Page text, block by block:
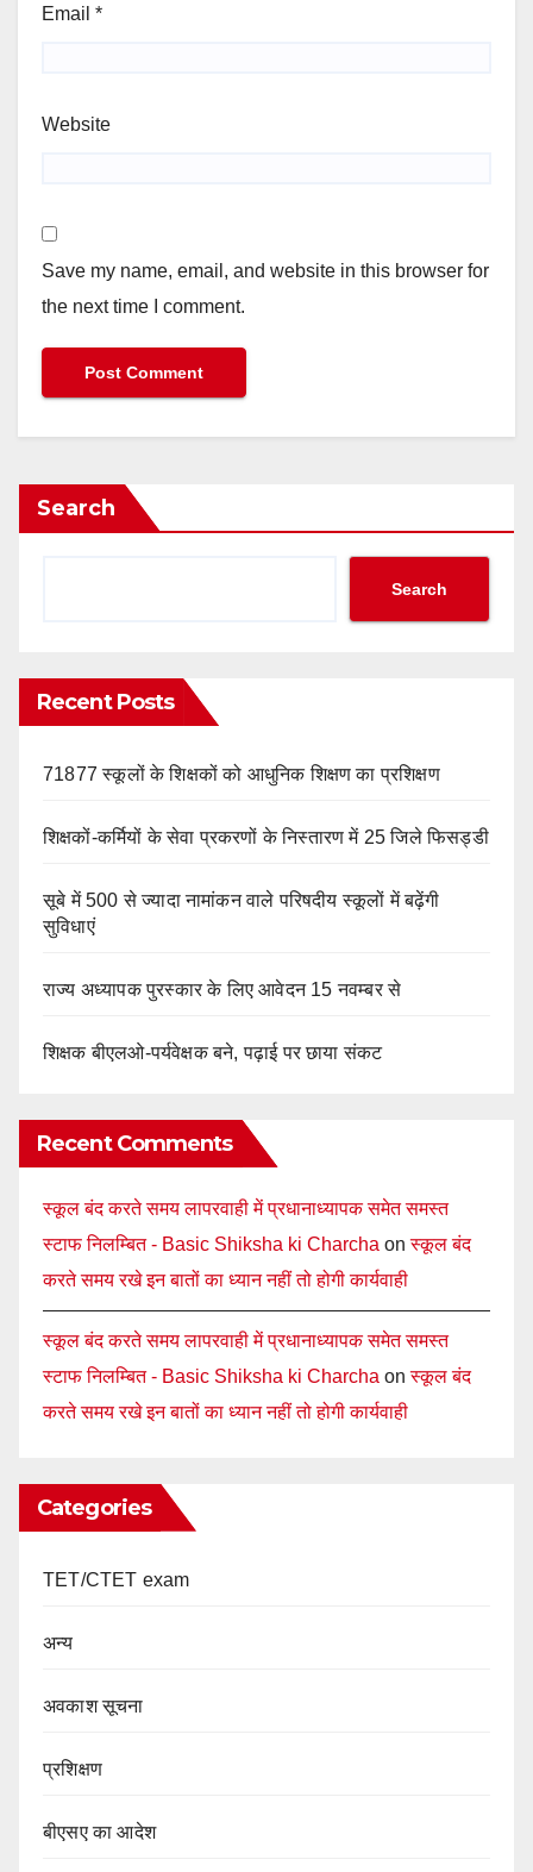
Email *
Website
Save my name, email, and website in this browser for
the next time I comment.
Search
Search
Recent Posts
71877 स्कूलों के शिक्षकों को आधुनिक शिक्षण का प्रशिक्षण
शिक्षकों-कर्मियों के सेवा प्रकरणों के निस्तारण में 25 जिले फिसड्डी
सूबे में 500 से ज्यादा नामांकन वाले परिषदीय स्कूलों में बढ़ेंगी
सुविधाएं
राज्य अध्यापक पुरस्कार के लिए आवेदन 15 नवम्बर से
शिक्षक बीएलओ-पर्यवेक्षक बने, पढ़ाई पर छाया संकट
Recent Comments
स्कूल बंद करते समय लापरवाही में प्रधानाध्यापक समेत समस्त
स्टाफ निलम्बित - Basic Shiksha ki Charcha onस्कूल बंद
करते समय रखे इन बातों का ध्यान नहीं तो होगी कार्यवाही
स्कूल बंद करते समय लापरवाही में प्रधानाध्यापक समेत समस्त
स्टाफ निलम्बित - Basic Shiksha ki Charcha onस्कूल बंद
करते समय रखे इन बातों का ध्यान नहीं तो होगी कार्यवाही
Categories
TET/CTET exam
अन्य
अवकाश सूचना
प्रशिक्षण
बीएसए का आदेश